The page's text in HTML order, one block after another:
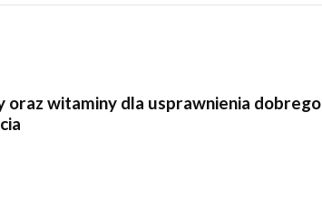
oraz witaminy dla usprawnienia dobrego